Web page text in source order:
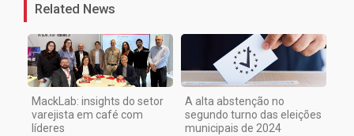
Related News
MackLab: insights do setor
varejista em café com
líderes
A alta abstenção no
segundo turno das eleições
municipais de 2024